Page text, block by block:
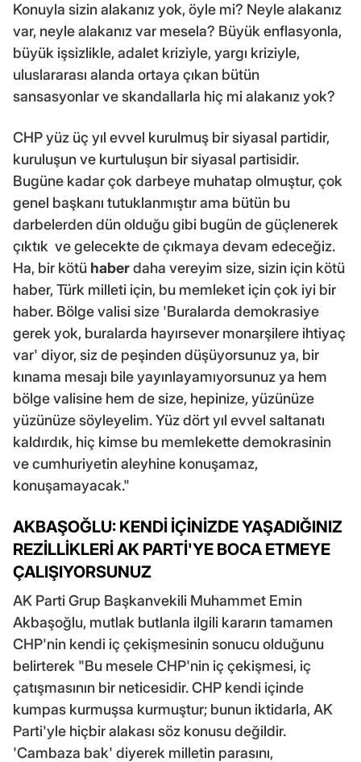
Konuyla sizin alakanız yok, öyle mi? Neyle alakanız
var, neyle alakanız var mesela? Büyük enflasyonla,
büyük işsizlikle, adalet kriziyle, yargı kriziyle,
uluslararası alanda ortaya çıkan bütün
sansasyonlar ve skandallarla hiç mi alakanız yok?
CHP yüz üç yıl evvel kurulmuş bir siyasal partidir,
kuruluşun ve kurtuluşun bir siyasal partisidir.
Bugüne kadar çok darbeye muhatap olmuştur, çok
genel başkanı tutuklanmıştır ama bütün bu
darbelerden dün olduğu gibi bugün de güçlenerek
çıktık ve gelecekte de çıkmaya devam edeceğiz.
Ha, bir kötü haberdaha vereyim size, sizin için kötü
haber, Türk milleti için, bu memleket için çok iyi bir
haber. Bölge valisi size 'Buralarda demokrasiye
gerek yok, buralarda hayırsever monarşilere ihtiyaç
var' diyor, siz de peşinden düşüyorsunuz ya, bir
kınama mesajı bile yayınlayamıyorsunuz ya hem
bölge valisine hem de size, hepinize, yüzünüze
yüzünüze söyleyelim. Yüz dört yıl evvel saltanatı
kaldırdık, hiç kimse bu memlekette demokrasinin
ve cumhuriyetin aleyhine konuşamaz,
konuşamayacak."
AKBAŞOĞLU: KENDİ İÇİNİZDE YAŞADIĞINIZ
REZİLLİKLERİ AK PARTİ'YE BOCA ETMEYE
ÇALIŞIYORSUNUZ
AK Parti Grup Başkanvekili Muhammet Emin
Akbaşoğlu, mutlak butlanla ilgili kararın tamamen
CHP'nin kendi iç çekişmesinin sonucu olduğunu
belirterek "Bu mesele CHP'nin iç çekişmesi, iç
çatışmasının bir neticesidir. CHP kendi içinde
kumpas kurmuşsa kurmuştur; bunun iktidarla, AK
Parti'yle hiçbir alakası söz konusu değildir.
'Cambaza bak' diyerek milletin parasını,